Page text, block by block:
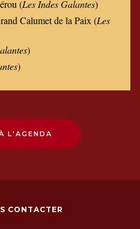
(Les Indes Galantes)
Calumet de la Paix (Les
)
)
L'AGENDA
CONTACTER